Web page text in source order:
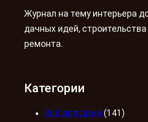
Журнал на тему интерьера
дачных идей, строительства
ремонта.
Категории
Всё для дома (141)